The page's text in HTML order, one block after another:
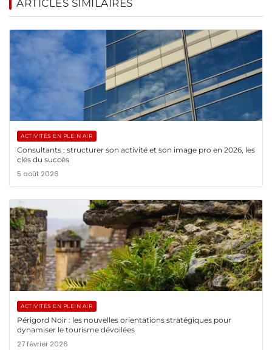
ARTICLES SIMILAIRES
ACTIVITÉS EN PLEIN AIR
Consultants : structurer son activité et son image pro en 2026, les
clés du succès
5 août 2026
ACTIVITÉS EN PLEIN AIR
Périgord Noir : les nouvelles orientations stratégiques pour
dynamiser le tourisme dévoilées
27 février 2026